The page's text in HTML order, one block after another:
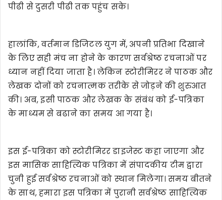
पीढी से दुसरी पीढी तक पहुंच सके।
हालांकि, वर्तमान डिजिटल युग में, अपनी प्रतिभा दिखाने
के लिए सही मंच ना होने के कारण सर्वश्रेष्ठ रचनाओं पर
ध्यान नहीं दिया जाता है। लेकिन स्टोरीमिरर ने पाठक और
लेखक दोनों को रचनात्मक तरीके से जोड़ने की शुरुआत
की। अब, इसी पाठक और लेखक के संबंध को ई-पत्रिका
के माध्यम से बढाने का समय आ गया है।
इस ई-पत्रिका को स्टोरीमिरर डाइजेस्ट कहा जाएगा और
इस मासिक साहित्यिक पत्रिका में संपादकीय टीम द्वारा
चुनी हुई सर्वश्रेष्ठ रचनाओं को स्थान मिलेगा। समय बीतने
के साथ, हमारा इस पत्रिका में पुरानी सर्वश्रेष्ठ साहित्यिक